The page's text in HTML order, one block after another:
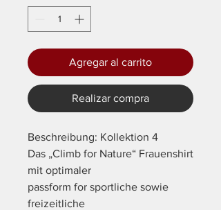
Agregar al carrito
Realizar compra
Beschreibung: Kollektion 4
Das „Climb for Nature“ Frauenshirt
mit optimaler
passform for sportliche sowie
freizeitliche